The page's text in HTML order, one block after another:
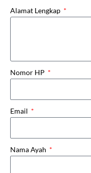
Alamat Lengkap
Nomor HP
Email
Nama Ayah